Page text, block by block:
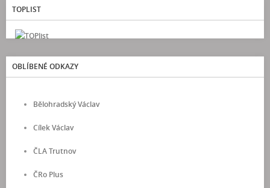
TOPLIST
OBLÍBENÉ ODKAZY
Bělohradský Václav
Cílek Václav
ČLA Trutnov
ČRo Plus